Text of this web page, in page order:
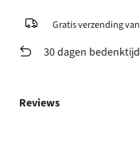
Gratis verzending
30 dagen bedenktijd
Reviews